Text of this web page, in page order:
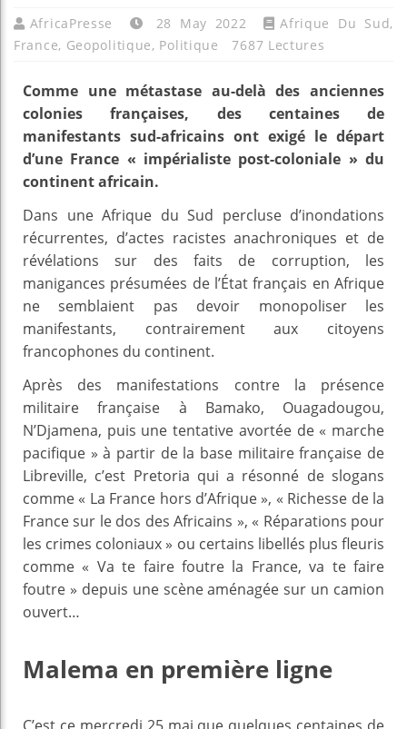
AfricaPresse 28 May 2022 Afrique Du Sud,
France, Geopolitique, Politique 7687 Lectures
Comme une métastase au-delà des anciennes
colonies françaises, des centaines de
manifestants sud-africains ont exigé le départ
d’une France « impérialiste post-coloniale » du
continent africain.
Dans une Afrique du Sud percluse d’inondations
récurrentes, d’actes racistes anachroniques et de
révélations sur des faits de corruption, les
manigances présumées de l’État français en Afrique
ne semblaient pas devoir monopoliser les
manifestants, contrairement aux citoyens
francophones du continent.
Après des manifestations contre la présence
militaire française à Bamako, Ouagadougou,
N’Djamena, puis une tentative avortée de « marche
pacifique » à partir de la base militaire française de
Libreville, c’est Pretoria qui a résonné de slogans
comme « La France hors d’Afrique », « Richesse de la
France sur le dos des Africains », « Réparations pour
les crimes coloniaux » ou certains libellés plus fleuris
comme « Va te faire foutre la France, va te faire
foutre » depuis une scène aménagée sur un camion
ouvert…
Malema en première ligne